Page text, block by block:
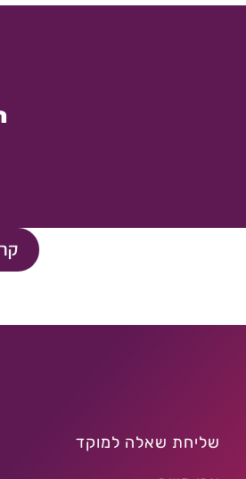
שליחת שאלה למוקד